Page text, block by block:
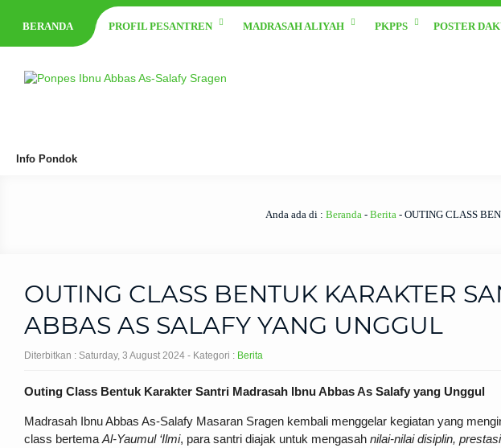
BERANDA PROFIL PESANTREN MADRASAH ALIYAH PKPPS POSTER
Info Pondok
Anda ada di : Beranda - Berita - OUTING CLASS
OUTING CLASS BENTUK KARAKTER
ABBAS AS SALAFY YANG UNGGUL
Diterbitkan : Saturday, 3 August 2024 - Kategori : Berita
Outing Class Bentuk Karakter Santri Madrasah Ibnu Abbas As Salafy yang Unggul
Madrasah Ibnu Abbas As-Salafy Masaran Sragen kembali menggelar kegiatan yang
class bertema Al-Yaumul ‘Ilmi, para santri diajak untuk mengasah nilai-nilai disiplin,